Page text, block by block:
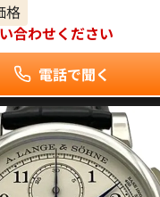
格
合わせください
電話で聞く